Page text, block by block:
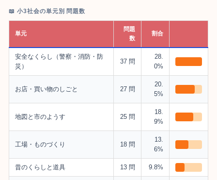
📖 小3社会の単元別 問題数
単元
問題
数
割合
安全なくらし（警察・消防・防
災）
37 問
28.
0%
お店・買い物のしごと 27 問
20.
5%
地図と市のようす 25 問
18.
9%
工場・ものづくり 18 問
13.
6%
昔のくらしと道具 13 問 9.8%